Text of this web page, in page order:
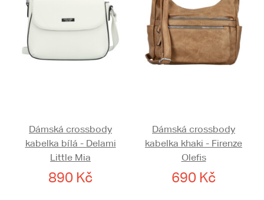
Dámská crossbody
kabelka bílá - Delami
Little Mia
890 Kč
Dámská crossbody
kabelka khaki - Firenze
Olefis
690 Kč